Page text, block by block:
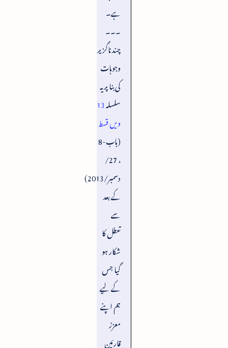
ہے۔
۔۔۔
چند ناگزیر
وجوہات
کی بنا پر یہ
سلسلہ13
ویں قسط
(باب-8
، 27/
دسمبر/2013)
کے بعد
سے
تعطل کا
شکار ہو
گیا جس
کے لیے
ہم اپنے
معزز
قارئین